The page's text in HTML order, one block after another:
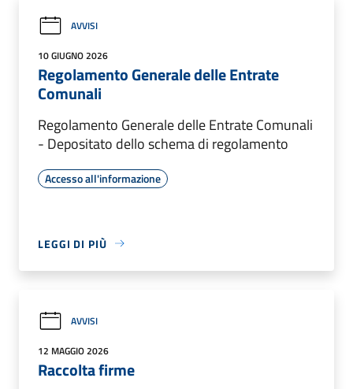
AVVISI
10 GIUGNO 2026
Regolamento Generale delle Entrate
Comunali
Regolamento Generale delle Entrate Comunali
- Depositato dello schema di regolamento
Accesso all'informazione
LEGGI DI PIÙ
AVVISI
12 MAGGIO 2026
Raccolta firme